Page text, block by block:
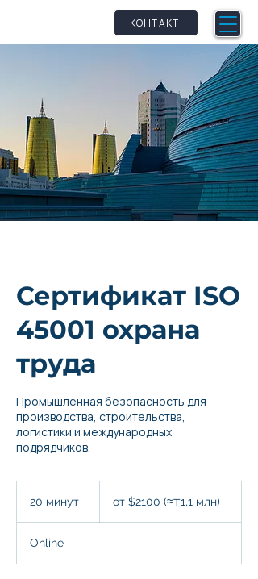
КОНТАКТ
Сертификат ISO
45001 охрана
труда
Промышленная безопасность для
производства, строительства,
логистики и международных
подрядчиков.
20 минут
н
(≈₸1,1от $2100 (≈₸1,1 млн)
Online